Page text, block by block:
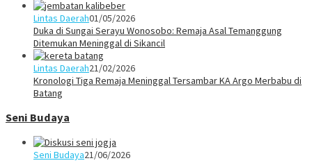
Lintas Daerah01/05/2026
Duka di Sungai Serayu Wonosobo: Remaja Asal Temanggung
Ditemukan Meninggal di Sikancil
Lintas Daerah21/02/2026
Kronologi Tiga Remaja Meninggal Tersambar KA Argo Merbabu di
Batang
Seni Budaya
Seni Budaya21/06/2026